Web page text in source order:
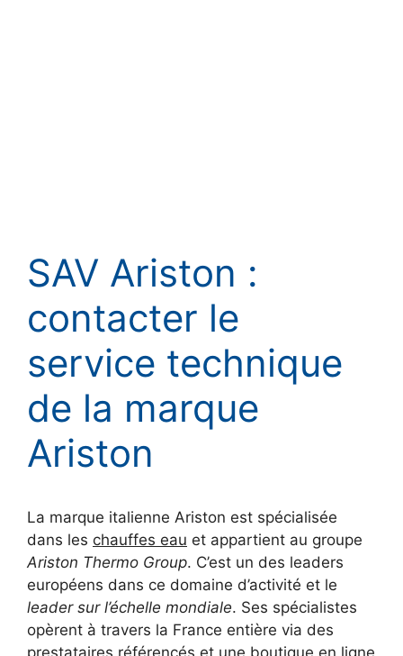
SAV Ariston :
contacter le
service technique
de la marque
Ariston
La marque italienne Ariston est spécialisée
dans les chauffes eau et appartient au groupe
Ariston Thermo Group. C’est un des leaders
européens dans ce domaine d’activité et le
leader sur l’échelle mondiale. Ses spécialistes
opèrent à travers la France entière via des
prestataires référencés et une boutique en ligne